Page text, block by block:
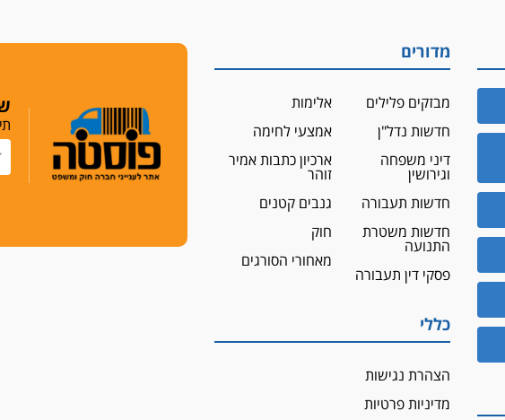
מדורים
מבזקים פלילים
חדשות נדל"ן
דיני משפחה
וגירושין
חדשות תעבורה
חדשות משטרת
התנועה
פסקי דין תעבורה
אלימות
אמצעי לחימה
ארכיון כתבות אמיר
זוהר
גנבים קטנים
חוק
מאחורי הסורגים
כללי
הצהרת נגישות
מדיניות פרטיות